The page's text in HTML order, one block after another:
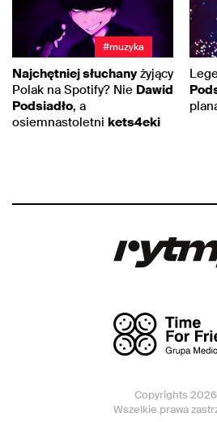
#muzyka
Najchętniej słuchanyżyjący
Polak na Spotify? Nie Dawid
Podsiadło, a
osiemnastoletni kets4eki
Copyrights
Wszelkie prawa